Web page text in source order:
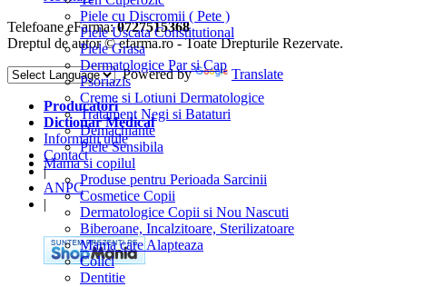
Piele cu Discromii ( Pete )
Piele Uscata Constitutional
Piele Grasa
Dermatologice Par si Cap
Psoriazis
Creme si Lotiuni Dermatologice
Tratament Negi si Bataturi
Demachiante
Piele Sensibila
Mama si copilul
Produse pentru Perioada Sarcinii
Cosmetice Copii
Dermatologice Copii si Nou Nascuti
Biberoane, Incalzitoare, Sterilizatoare
Mama care Alapteaza
Colici
Dentitie
Telefoane eFarma:0727515368
Dreptul de autor © efarma.ro - Toate Drepturile Rezervate.
Powered by
Translate
Producatori
Dictionar Medical
Informatii utile
Contact
|
ANPC
|